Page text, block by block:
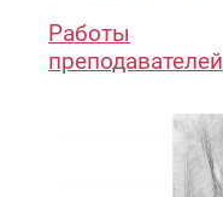
Работы
преподавателей